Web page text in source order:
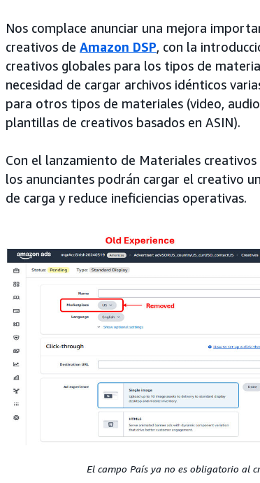
Nos complace anunciar una mejora
creativos de Amazon DSP, con la
creativos globales para los tipos de
necesidad de cargar archivos idénticos
para otros tipos de materiales (video,
plantillas de creativos basados en ASIN).
Con el lanzamiento de Materiales
los anunciantes podrán cargar el creativo
de carga y reduce ineficiencias operativas.
El campo País ya no es obligatorio al